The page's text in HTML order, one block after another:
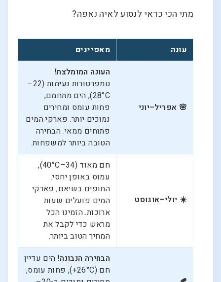
מתי הכי כדאי לנסוע לאיה נאפה?
עונה מאפיינים
🌸 אפריל–יוני
העונה המומלצת!
טמפרטורות נעימות (22–
28°C), הים מתחמם,
פחות עומס ומחירים
נמוכים יותר. פארקי המים
פתוחים ממאי. הבחירה
הטובה ביותר למשפחות.
☀️ יולי–אוגוסט
חם מאוד (34–40°C),
עמוס באופן יחסי.
החופים בשיאם, פארקי
המים פועלים שעות
ארוכות. הזמינו הכל
מראש כדי לקבל את
המחיר הטוב ביותר.
הבחירה הנבונה! הים עדיין
חם (26°C+), פחות עומס,